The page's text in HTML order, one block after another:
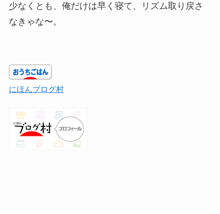
少なくとも、俺だけは早く寝て、リズム取り戻さ
なきゃな〜。
にほんブログ村